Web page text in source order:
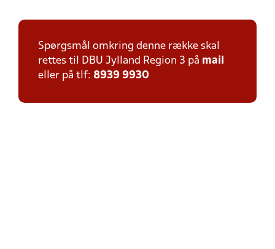
Spørgsmål omkring denne række skal
rettes til DBU Jylland Region 3 på mail
eller på tlf: 8939 9930